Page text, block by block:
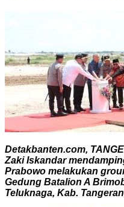
Detakbanten.com,
Zaki Iskandar
Prabowo melakukan
Gedung Batalion A
Teluknaga, Kab.